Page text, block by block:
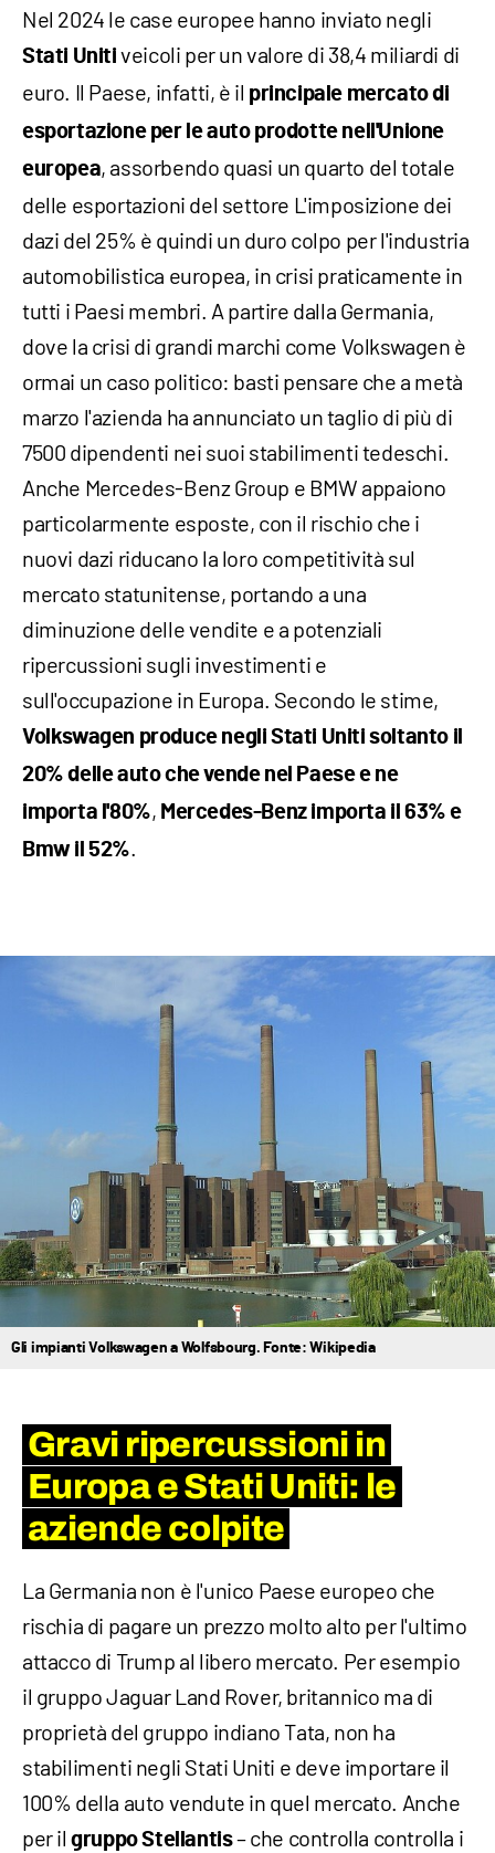
Nel 2024 le case europee hanno inviato negli
Stati Uniti veicoli per un valore di 38,4 miliardi di
euro. Il Paese, infatti, è il principale mercato di
esportazione per le auto prodotte nell'Unione
europea, assorbendo quasi un quarto del totale
delle esportazioni del settore L'imposizione dei
dazi del 25% è quindi un duro colpo per l'industria
automobilistica europea, in crisi praticamente in
tutti i Paesi membri. A partire dalla Germania,
dove la crisi di grandi marchi come Volkswagen è
ormai un caso politico: basti pensare che a metà
marzo l'azienda ha annunciato un taglio di più di
7500 dipendenti nei suoi stabilimenti tedeschi.
Anche Mercedes-Benz Group e BMW appaiono
particolarmente esposte, con il rischio che i
nuovi dazi riducano la loro competitività sul
mercato statunitense, portando a una
diminuzione delle vendite e a potenziali
ripercussioni sugli investimenti e
sull'occupazione in Europa. Secondo le stime,
Volkswagen produce negli Stati Uniti soltanto il
20% delle auto che vende nel Paese e ne
importa l'80%, Mercedes-Benz importa il 63% e
Bmw il 52%.
Gli impianti Volkswagen a Wolfsbourg. Fonte: Wikipedia
Gravi ripercussioni in
Europa e Stati Uniti: le
aziende colpite
La Germania non è l'unico Paese europeo che
rischia di pagare un prezzo molto alto per l'ultimo
attacco di Trump al libero mercato. Per esempio
il gruppo Jaguar Land Rover, britannico ma di
proprietà del gruppo indiano Tata, non ha
stabilimenti negli Stati Uniti e deve importare il
100% della auto vendute in quel mercato. Anche
per ilgruppo Stellantis– che controlla controlla i